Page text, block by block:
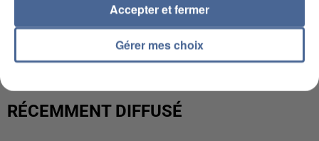
L’UN DES FONDATEURS SUPPOSÉS DE LA DZ
MAFIA INTERPELLÉ EN ALGÉRIE
RÉCEMMENT DIFFUSÉ
Gérer mes choix
Accepter et fermer